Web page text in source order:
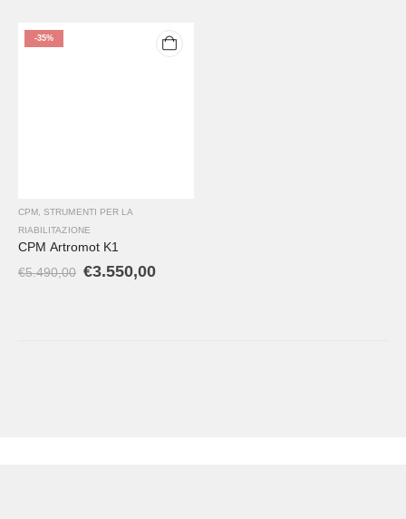
-35%
CPM,STRUMENTI PER LA
RIABILITAZIONE
CPM Artromot K1
€5.490,00 €3.550,00